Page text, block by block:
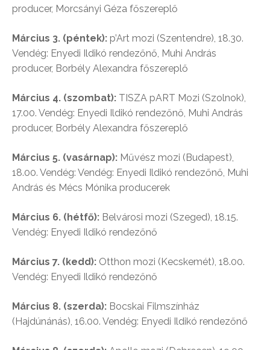
producer, Morcsányi Géza főszereplő
Március 3. (péntek): p’Art mozi (Szentendre), 18.30.
Vendég: Enyedi Ildikó rendezőnő, Muhi András
producer, Borbély Alexandra főszereplő
Március 4. (szombat): TISZA pART Mozi (Szolnok),
17.00. Vendég: Enyedi Ildikó rendezőnő, Muhi András
producer, Borbély Alexandra főszereplő
Március 5. (vasárnap): Művész mozi (Budapest),
18.00. Vendég: Vendég: Enyedi Ildikó rendezőnő, Muhi
András és Mécs Mónika producerek
Március 6. (hétfő): Belvárosi mozi (Szeged), 18.15.
Vendég: Enyedi Ildikó rendezőnő
Március 7. (kedd): Otthon mozi (Kecskemét), 18.00.
Vendég: Enyedi Ildikó rendezőnő
Március 8. (szerda): Bocskai Filmszínház
(Hajdúnánás), 16.00. Vendég: Enyedi Ildikó rendezőnő